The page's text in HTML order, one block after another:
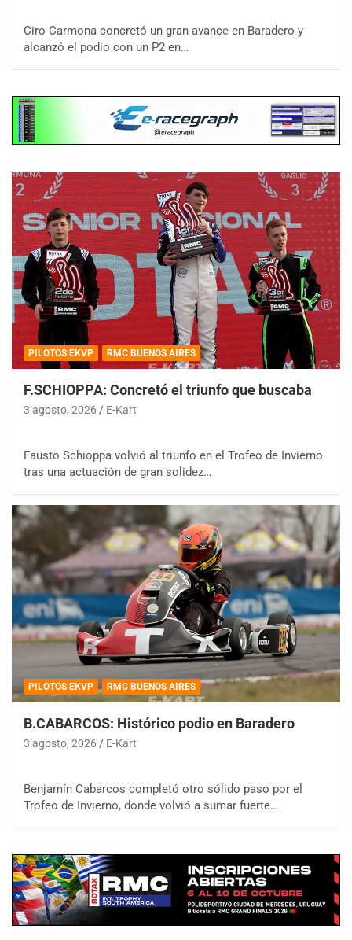
Ciro Carmona concretó un gran avance en Baradero y
alcanzó el podio con un P2 en…
PILOTOS EKVP RMC BUENOS AIRES
F.SCHIOPPA: Concretó el triunfo que buscaba
3 agosto, 2026 E-Kart
Fausto Schioppa volvió al triunfo en el Trofeo de Invierno
tras una actuación de gran solidez…
PILOTOS EKVP RMC BUENOS AIRES
B.CABARCOS: Histórico podio en Baradero
3 agosto, 2026 E-Kart
Benjamín Cabarcos completó otro sólido paso por el
Trofeo de Invierno, donde volvió a sumar fuerte…